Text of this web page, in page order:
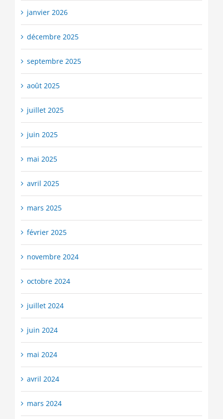
janvier 2026
décembre 2025
septembre 2025
août 2025
juillet 2025
juin 2025
mai 2025
avril 2025
mars 2025
février 2025
novembre 2024
octobre 2024
juillet 2024
juin 2024
mai 2024
avril 2024
mars 2024